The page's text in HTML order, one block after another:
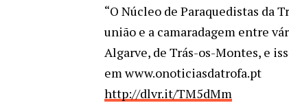
“O Núcleo de Paraquedistas da
união e a camaradagem entre
Algarve, de Trás-os-Montes, e
em www.onoticiasdatrofa.pt
http://dlvr.it/TM5dMm